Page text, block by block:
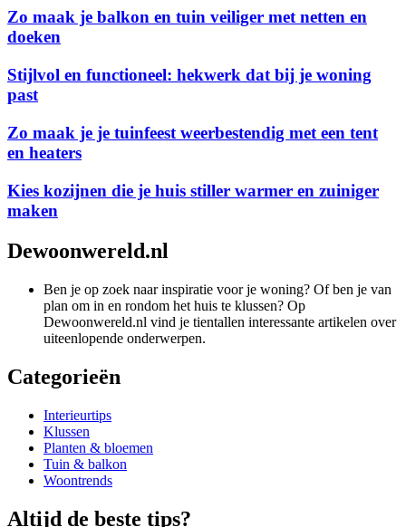
Zo maak je balkon en tuin veiliger met netten en
doeken
Stijlvol en functioneel: hekwerk dat bij je woning
past
Zo maak je je tuinfeest weerbestendig met een tent
en heaters
Kies kozijnen die je huis stiller warmer en zuiniger
maken
Dewoonwereld.nl
Ben je op zoek naar inspiratie voor je woning? Of ben je van
plan om in en rondom het huis te klussen? Op
Dewoonwereld.nl vind je tientallen interessante artikelen over
uiteenlopende onderwerpen.
Categorieën
Interieurtips
Klussen
Planten & bloemen
Tuin & balkon
Woontrends
Altijd de beste tips?